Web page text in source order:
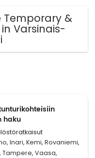
Temporary &
Varsinais-
haku
Inari, Kemi, Rovaniemi,
Tampere, Vaasa,